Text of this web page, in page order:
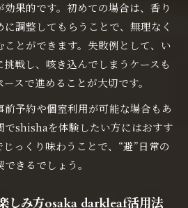
果的です。初めての場合は、香り
調整してもらうことで、無理なく
とができます。失敗例として、い
戦し、咳き込んでしまうケースも
スで進めることが大切です。
前予約や個室利用が可能な場合もあ
でshishaを体験したい方にはおすす
っくり味わうことで、“避”日常の
きるでしょう。
しみ方osaka darkleaf活用法